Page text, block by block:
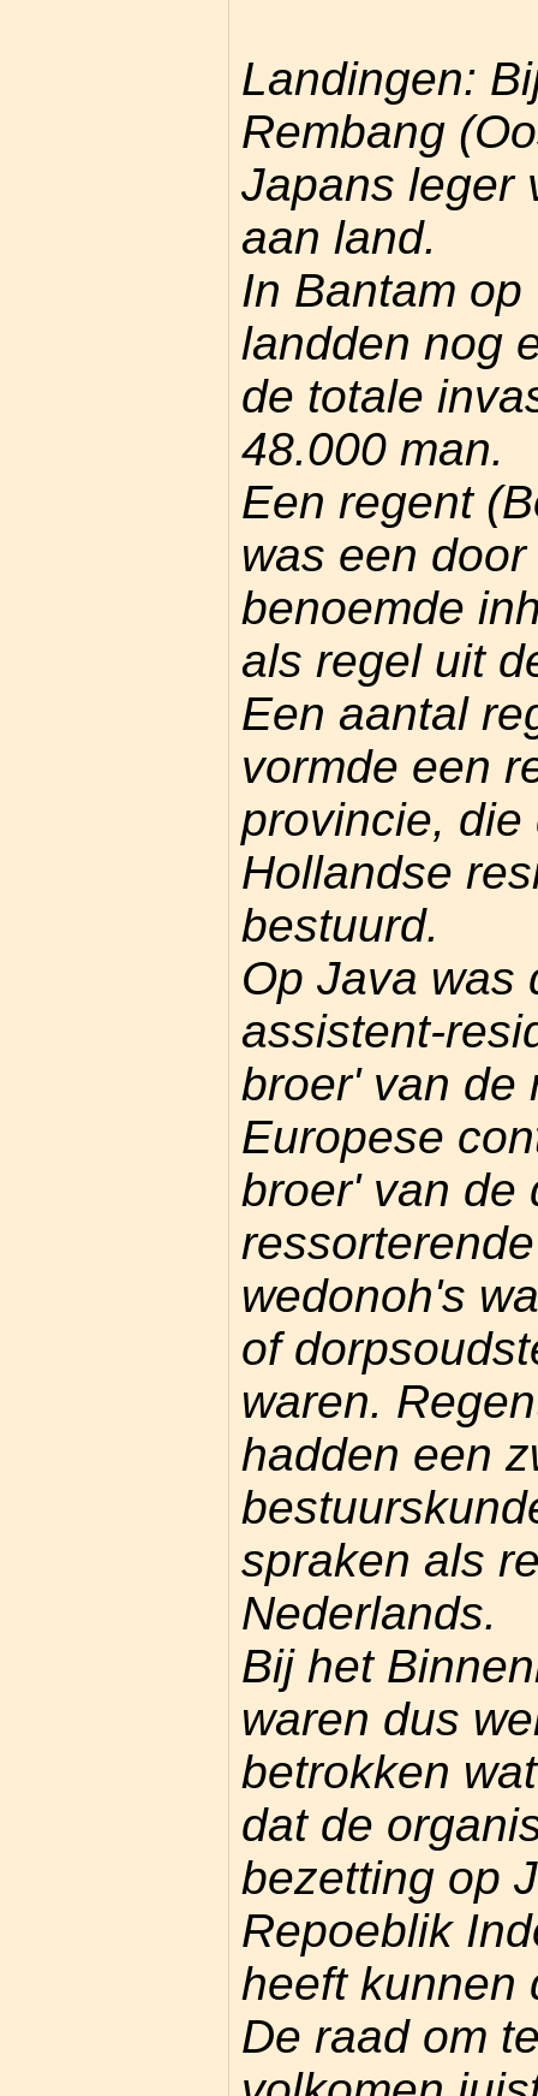
Landingen:
Rembang
Japans leger
aan land.
In Bantam
landden nog
de totale
48.000 man.
Een regent
was een
benoemde
als regel uit
Een aantal
vormde een
provincie, die
Hollandse
bestuurd.
Op Java was
assistent-
broer' van de
Europese
broer' van de
wedonoh's
of
waren.
hadden een
spraken als
Nederlands.
Bij het
waren dus
betrokken
dat de
bezetting op
Repoeblik
heeft kunnen
De raad om